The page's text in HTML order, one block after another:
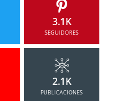
3.1K
SEGUIDORES
2.1K
PUBLICACIONES